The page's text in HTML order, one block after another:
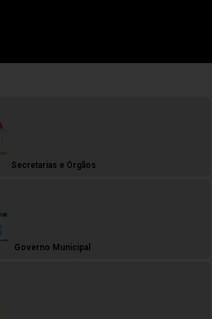
Secretarias e Órgãos
Governo Municipal